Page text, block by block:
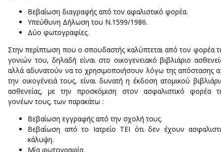
Βεβαίωση διαγραφής από τον αφαλιστικό φορέα.
Υπεύθυνη Δήλωση του Ν.1599/1986.
Δύο φωτογραφίες.
Στην περίπτωση που ο σπουδαστής καλύπτεται από τον φορέα
γονιών του, δηλαδή είναι στο οικογενειακό βιβλιάριο
αλλά αδυνατούν να το χρησιμοποιήσουν λόγω της απόστασης
την οικογένειά τους, είναι δυνατή η έκδοση ατομικού
ασθενείας, με την προσκόμιση στον ασφαλιστικό φορέα
γονέων τους, των παρακάτω :
Βεβαίωση εγγραφής από την σχολή τους.
Βεβαίωση από το Ιατρείο ΤΕΙ ότι δεν έχουν
κάλυψη.
Μία φωτογραφία.